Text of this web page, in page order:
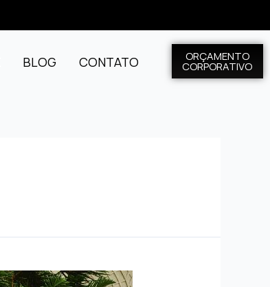
BLOG CONTATO ORÇAMENTO
CORPORATIVO